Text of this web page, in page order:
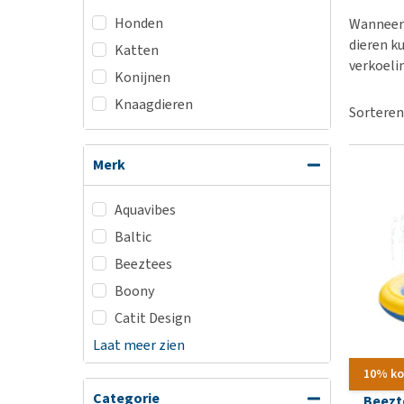
Biologisch
Vegan
Bekijk alles
Puppy apotheek
Vuurwerkangst
Honden
Katten
Konijnen
Knaagdieren
Merk
Aquavibes
Baltic
Beeztees
Boony
Catit Design
Laat meer zien
Categorie
dieren
10%